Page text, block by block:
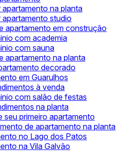
apartamento na planta
apartamento studio
apartamento em construção
com academia
com sauna
apartamento na planta
decorado
em Guarulhos
à venda
com salão de festas
na planta
seu primeiro apartamento
de apartamento na planta
no Lago dos Patos
na Vila Galvão